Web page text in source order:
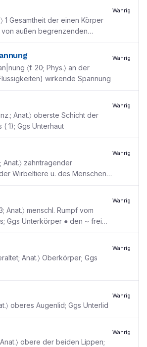
1 Gesamtheit der einen Körper
außen begrenzenden
einer Flü
Wahrig
〈f. 20; Phys.〉 an der
wirkende Spannung
Wahrig
Anat.〉 oberste Schicht der
( 1); Ggs Unterhaut
Wahrig
Anat.〉 zahntragender
Wirbeltiere u. des Menschen,
gr
Wahrig
Anat.〉 menschl. Rumpf vom
Ggs Unterkörper ● den ~ frei
Wahrig
Anat.〉 Oberkörper; Ggs
Wahrig
oberes Augenlid; Ggs Unterlid
Wahrig
obere der beiden Lippen;
Wahrig